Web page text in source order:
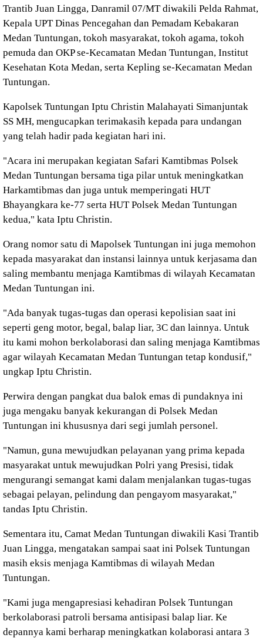
Trantib Juan Lingga, Danramil 07/MT diwakili Pelda Rahmat,
Kepala UPT Dinas Pencegahan dan Pemadam Kebakaran
Medan Tuntungan, tokoh masyarakat, tokoh agama, tokoh
pemuda dan OKP se-Kecamatan Medan Tuntungan, Institut
Kesehatan Kota Medan, serta Kepling se-Kecamatan Medan
Tuntungan.
Kapolsek Tuntungan Iptu Christin Malahayati Simanjuntak
SS MH, mengucapkan terimakasih kepada para undangan
yang telah hadir pada kegiatan hari ini.
"Acara ini merupakan kegiatan Safari Kamtibmas Polsek
Medan Tuntungan bersama tiga pilar untuk meningkatkan
Harkamtibmas dan juga untuk memperingati HUT
Bhayangkara ke-77 serta HUT Polsek Medan Tuntungan
kedua," kata Iptu Christin.
Orang nomor satu di Mapolsek Tuntungan ini juga memohon
kepada masyarakat dan instansi lainnya untuk kerjasama dan
saling membantu menjaga Kamtibmas di wilayah Kecamatan
Medan Tuntungan ini.
"Ada banyak tugas-tugas dan operasi kepolisian saat ini
seperti geng motor, begal, balap liar, 3C dan lainnya. Untuk
itu kami mohon berkolaborasi dan saling menjaga Kamtibmas
agar wilayah Kecamatan Medan Tuntungan tetap kondusif,"
ungkap Iptu Christin.
Perwira dengan pangkat dua balok emas di pundaknya ini
juga mengaku banyak kekurangan di Polsek Medan
Tuntungan ini khususnya dari segi jumlah personel.
"Namun, guna mewujudkan pelayanan yang prima kepada
masyarakat untuk mewujudkan Polri yang Presisi, tidak
mengurangi semangat kami dalam menjalankan tugas-tugas
sebagai pelayan, pelindung dan pengayom masyarakat,"
tandas Iptu Christin.
Sementara itu, Camat Medan Tuntungan diwakili Kasi Trantib
Juan Lingga, mengatakan sampai saat ini Polsek Tuntungan
masih eksis menjaga Kamtibmas di wilayah Medan
Tuntungan.
"Kami juga mengapresiasi kehadiran Polsek Tuntungan
berkolaborasi patroli bersama antisipasi balap liar. Ke
depannya kami berharap meningkatkan kolaborasi antara 3